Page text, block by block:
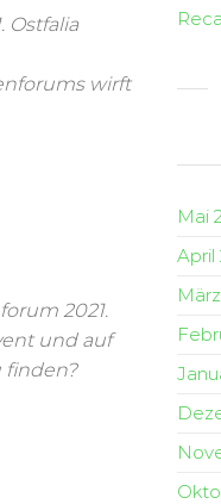
Ostfalia
wirft
2021.
und auf
finden?
Mai
April